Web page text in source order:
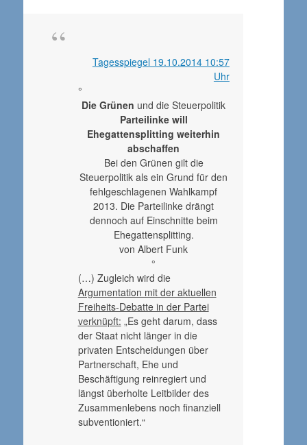
Tagesspiegel 19.10.2014 10:57
Uhr
°
Die Grünen und die Steuerpolitik
Parteilinke will
Ehegattensplitting weiterhin
abschaffen
Bei den Grünen gilt die
Steuerpolitik als ein Grund für den
fehlgeschlagenen Wahlkampf
2013. Die Parteilinke drängt
dennoch auf Einschnitte beim
Ehegattensplitting.
von Albert Funk
°
(…) Zugleich wird die
Argumentation mit der aktuellen
Freiheits-Debatte in der Partei
verknüpft: „Es geht darum, dass
der Staat nicht länger in die
privaten Entscheidungen über
Partnerschaft, Ehe und
Beschäftigung reinregiert und
längst überholte Leitbilder des
Zusammenlebens noch finanziell
subventioniert.“